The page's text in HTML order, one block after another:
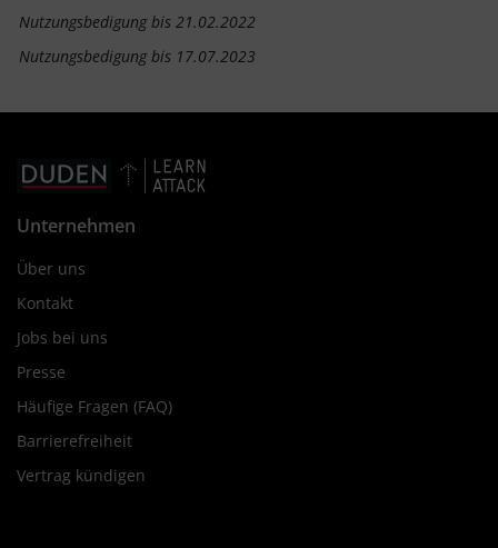
Nutzungsbedigung bis 21.02.2022
Nutzungsbedigung bis 17.07.2023
Unternehmen
Über uns
Kontakt
Jobs bei uns
Presse
Häufige Fragen (FAQ)
Barrierefreiheit
Vertrag kündigen